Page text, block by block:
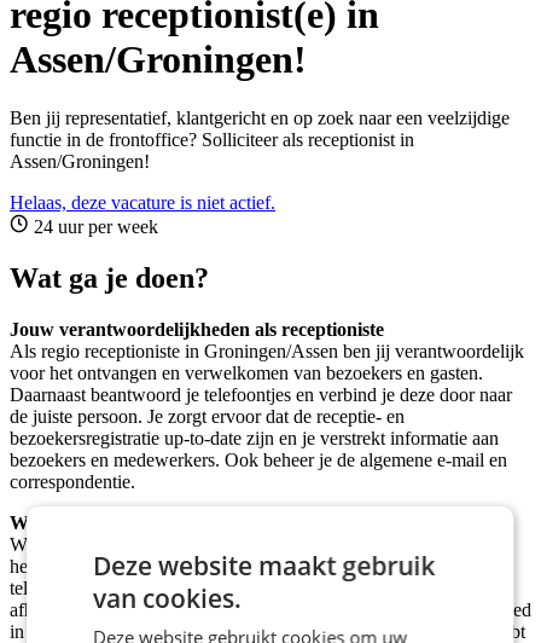
regio receptionist(e) in
Assen/Groningen!
Ben jij representatief, klantgericht en op zoek naar een veelzijdige
functie in de frontoffice? Solliciteer als receptionist in
Assen/Groningen!
Helaas, deze vacature is niet actief.
24 uur per week
Wat ga je doen?
Jouw verantwoordelijkheden als receptioniste
Als regio receptioniste in Groningen/Assen ben jij verantwoordelijk
voor het ontvangen en verwelkomen van bezoekers en gasten.
Daarnaast beantwoord je telefoontjes en verbind je deze door naar
de juiste persoon. Je zorgt ervoor dat de receptie- en
bezoekersregistratie up-to-date zijn en je verstrekt informatie aan
bezoekers en medewerkers. Ook beheer je de algemene e-mail en
correspondentie.
Wie zoeken wij?
Wij zoeken iemand met minimaal mbo4 werk- en denkniveau. Je
hebt ervaring met het beantwoorden en doorverwijzen van
telefoontjes, het verwelkomen en registreren van bezoekers en het
afhandelen van inkomende en uitgaande post. Daarnaast ben je goed
in het bijhouden van agenda's en het plannen van afspraken. Je hebt
Deze website maakt gebruik
van cookies.
Deze website gebruikt cookies om uw